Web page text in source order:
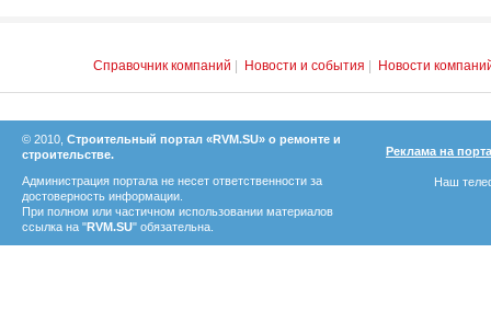
Справочник компаний Новости и события Новости
© 2010, Строительный портал «RVM.SU» о ремонте и
строительстве.
Администрация портала не несет ответственности за
достоверность информации.
При полном или частичном использовании материалов
ссылка на "RVM.SU" обязательна.
Реклама на
Наш